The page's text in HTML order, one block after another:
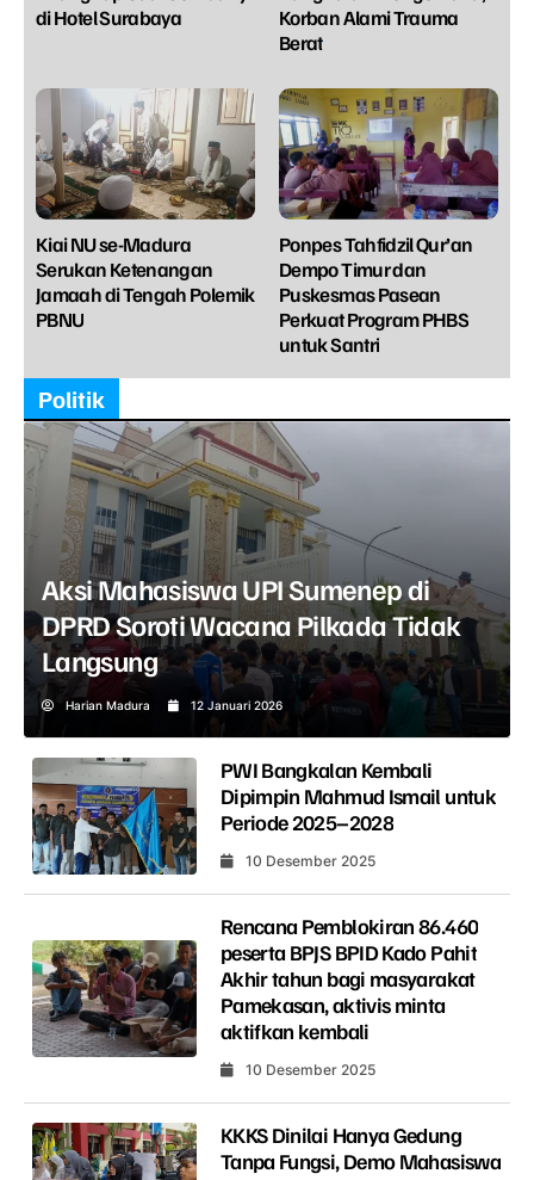
di Hotel Surabaya
Korban Alami Trauma
Berat
Kiai NU se-Madura
Serukan Ketenangan
Jamaah di Tengah Polemik
PBNU
Ponpes Tahfidzil Qur’an
Dempo Timur dan
Puskesmas Pasean
Perkuat Program PHBS
untuk Santri
Politik
Aksi Mahasiswa UPI Sumenep di
DPRD Soroti Wacana Pilkada Tidak
Langsung
Harian Madura 12 Januari 2026
PWI Bangkalan Kembali
Dipimpin Mahmud Ismail untuk
Periode 2025–2028
10 Desember 2025
Rencana Pemblokiran 86.460
peserta BPJS BPID Kado Pahit
Akhir tahun bagi masyarakat
Pamekasan, aktivis minta
aktifkan kembali
10 Desember 2025
KKKS Dinilai Hanya Gedung
Tanpa Fungsi, Demo Mahasiswa